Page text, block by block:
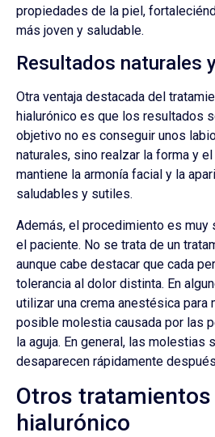
propiedades de la piel,
más joven y saludable.
Resultados naturales
Otra ventaja destacada del
hialurónico es que los resultados
objetivo no es conseguir unos
naturales, sino realzar la forma y
mantiene la armonía facial y la
saludables y sutiles.
Además, el procedimiento es muy
el paciente. No se trata de un
aunque cabe destacar que cada
tolerancia al dolor distinta. En
utilizar una crema anestésica para
posible molestia causada por las
la aguja. En general, las molestias
desaparecen rápidamente
Otros
hialurónico